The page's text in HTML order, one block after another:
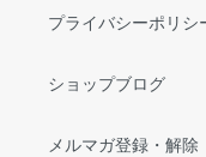
プライバシーポリシ
ショップブログ
メルマガ登録・解除